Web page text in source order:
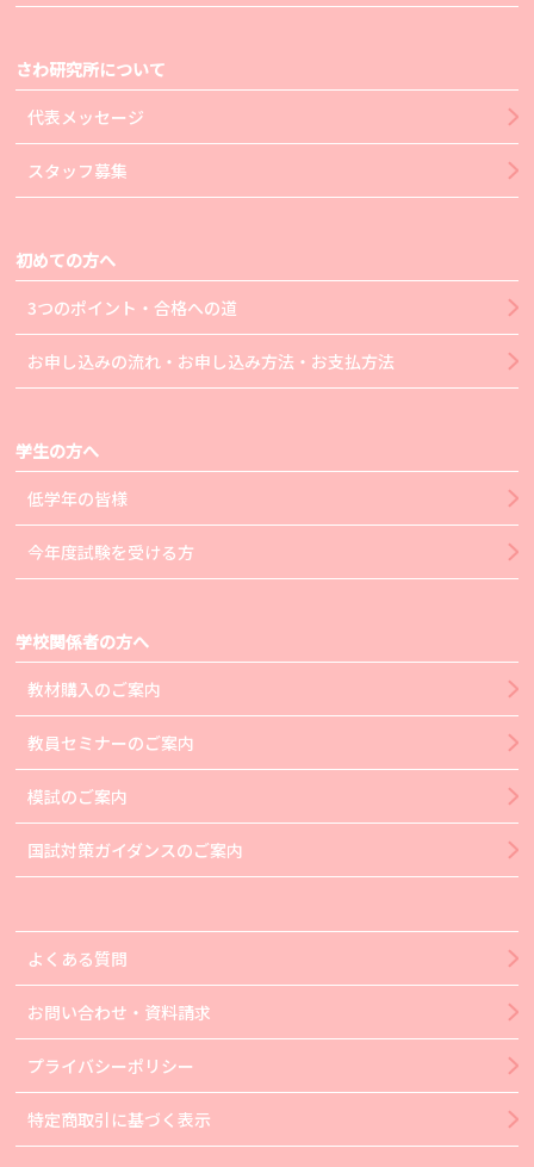
さわ研究所について
代表メッセージ
スタッフ募集
初めての方へ
3つのポイント・合格への道
お申し込みの流れ・お申し込み方法・お支払方法
学生の方へ
低学年の皆様
今年度試験を受ける方
学校関係者の方へ
教材購入のご案内
教員セミナーのご案内
模試のご案内
国試対策ガイダンスのご案内
よくある質問
お問い合わせ・資料請求
プライバシーポリシー
特定商取引に基づく表示